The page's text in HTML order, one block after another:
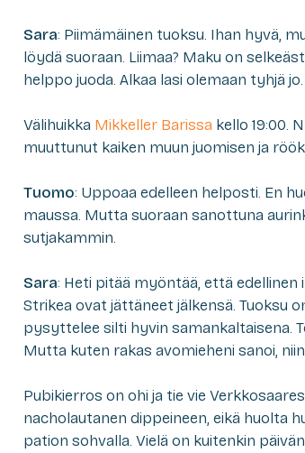
Sara: Piimämäinen tuoksu. Ihan hyvä,
löydä suoraan. Liimaa? Maku on
helppo juoda. Alkaa lasi olemaan tyhjä
Välihuikka Mikkeller Barissa kello 19:00.
muuttunut kaiken muun juomisen ja
Tuomo: Uppoaa edelleen helposti. En
maussa. Mutta suoraan sanottuna
sutjakammin.
Sara: Heti pitää myöntää, että
Strikea ovat jättäneet jälkensä. Tuoksu
pysyttelee silti hyvin samankaltaisena.
Mutta kuten rakas avomieheni sanoi,
Pubikierros on ohi ja tie vie
nacholautanen dippeineen, eikä huolta
pation sohvalla. Vielä on kuitenkin